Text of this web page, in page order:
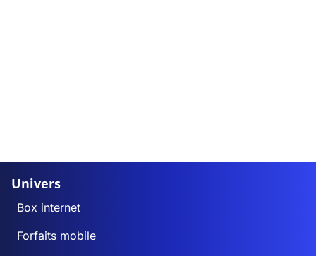
Univers
Box internet
Forfaits mobile